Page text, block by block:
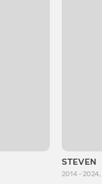
STEVEN
2014 - 2024,